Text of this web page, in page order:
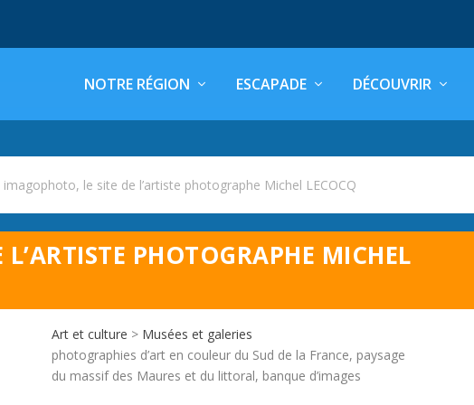
NOTRE RÉGION ESCAPADE DÉCOUVRIR
imagophoto, le site de l’artiste photographe Michel LECOCQ
PHOTOGRAPHE MICHEL
Art et culture > Musées et galeries
photographies d’art en couleur du Sud de la France, paysage
du massif des Maures et du littoral, banque d’images